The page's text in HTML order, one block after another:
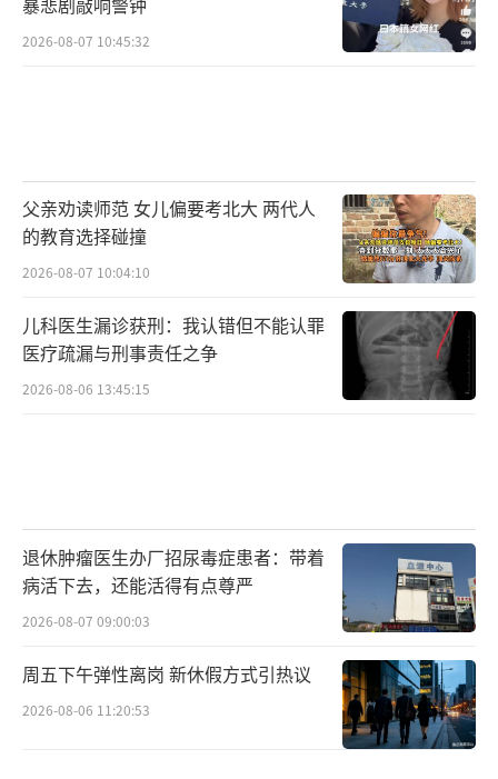
2026-08-07 10:45:32
父亲劝读师范 女儿偏要考北大 两代人
的教育选择碰撞
2026-08-07 10:04:10
儿科医生漏诊获刑：我认错但不能认罪
医疗疏漏与刑事责任之争
2026-08-06 13:45:15
退休肿瘤医生办厂招尿毒症患者：带着
病活下去，还能活得有点尊严
2026-08-07 09:00:03
周五下午弹性离岗 新休假方式引热议
2026-08-06 11:20:53